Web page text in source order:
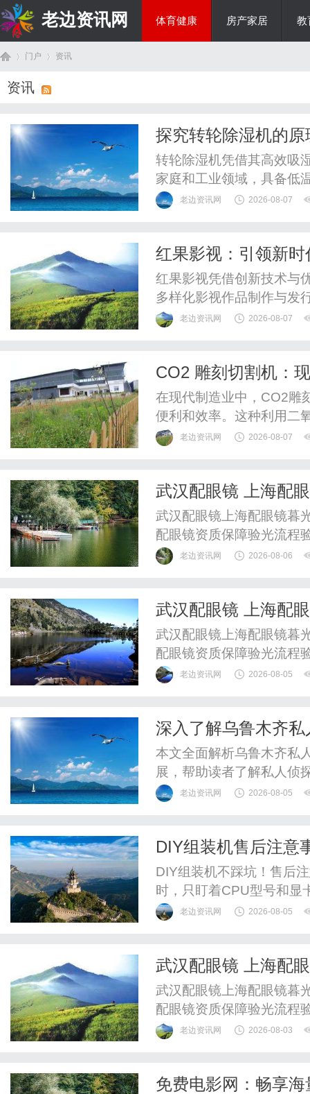
老边资讯网 体育健康 房产家居 教
门户 资讯
资讯
探究转轮除湿机的
转轮除湿机凭借其高效吸
家庭和工业领域，具备低
老边资讯网 2026-08-07
红果影视：引领新
红果影视凭借创新技术与
多样化影视作品制作与发
验。老边资讯网 2026-08-07
CO2 雕刻切割机：
在现代制造业中，CO2雕
便利和效率。这种利用二
各类工业、艺术创作、以
化碳激光。这种激光器是
老边资讯网 2026-08-07
武汉配眼镜 上海配
武汉配眼镜上海配眼镜暮
配眼镜资质保障验光流程
惠，兼顾高专业度与高性
老边资讯网 2026-08-06
武汉配眼镜 上海配
武汉配眼镜上海配眼镜暮
配眼镜资质保障验光流程
惠，兼顾高专业度与高性
老边资讯网 2026-08-05
深入了解乌鲁木齐
本文全面解析乌鲁木齐私
展，帮助读者了解私人侦
老边资讯网 2026-08-05
DIY组装机售后注意
DIY组装机不踩坑！售后
时，只盯着CPU型号和显
一手交钱一手交货就结束
很多所谓“整机”里，CPU
老边资讯网 2026-08-05
武汉配眼镜 上海配
武汉配眼镜上海配眼镜暮
配眼镜资质保障验光流程
惠，兼顾高专业度与高性
老边资讯网 2026-08-03
免费电影网：畅享